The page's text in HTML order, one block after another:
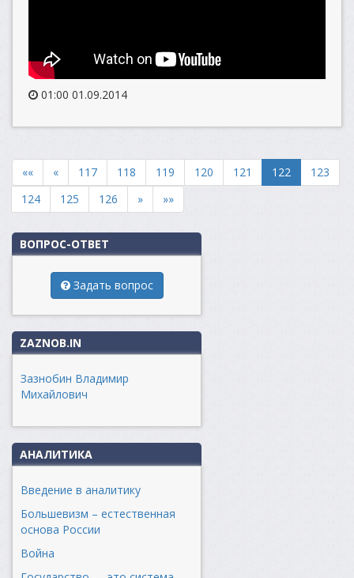
01:00 01.09.2014
«« « 117 118 119 120 121 122
123
124
125 126 » »»
ВОПРОС-ОТВЕТ
Задать вопрос
ZAZNOB.IN
Зазнобин Владимир
Михайлович
АНАЛИТИКА
Введение в аналитику
Большевизм – естественная
основа России
Война